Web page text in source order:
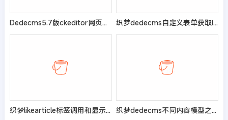
Dedecms5.7版ckeditor网页编辑器添加中文字体 织梦dedecms自定义表单获取IP地址和提交时间
织梦likearticle标签调用和显示附加字段(自定义字段)办法 织梦dedecms不同内容模型之间移动文档的方法